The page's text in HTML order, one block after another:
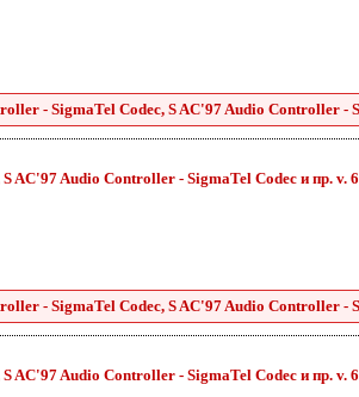
- SigmaTel Codec, S AC'97 Audio Controller -
Audio Controller - SigmaTel Codec и пр. v.
- SigmaTel Codec, S AC'97 Audio Controller -
Audio Controller - SigmaTel Codec и пр. v.